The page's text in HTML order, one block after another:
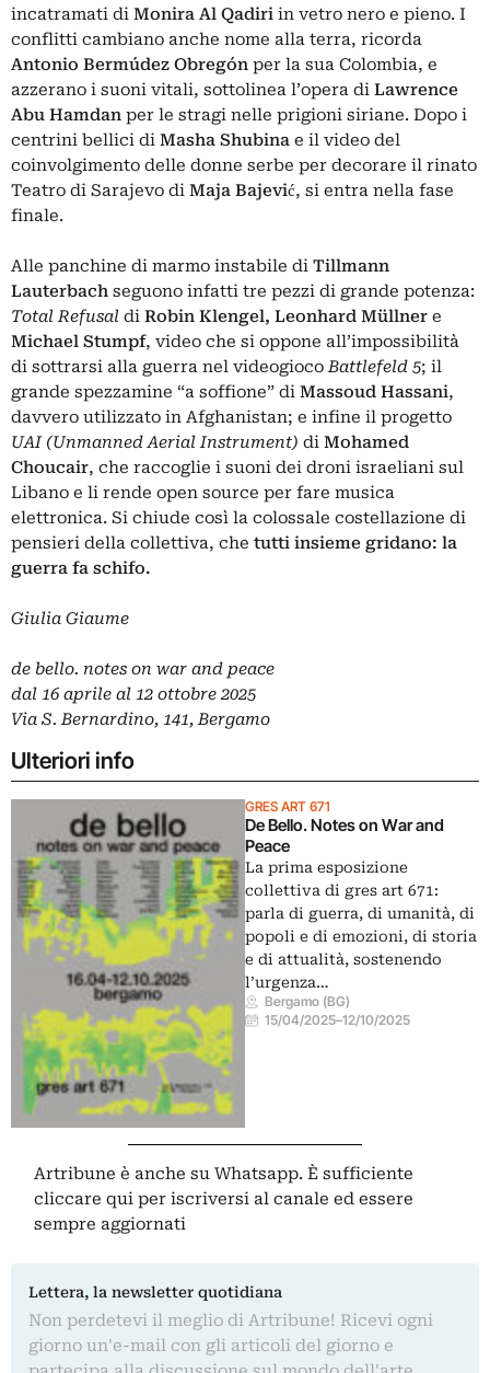
incatramati di Monira Al Qadiri in vetro nero e pieno. I
conflitti cambiano anche nome alla terra, ricorda
Antonio Bermúdez Obregón per la sua Colombia, e
azzerano i suoni vitali, sottolinea l’opera di Lawrence
Abu Hamdan per le stragi nelle prigioni siriane. Dopo i
centrini bellici di Masha Shubina e il video del
coinvolgimento delle donne serbe per decorare il rinato
Teatro di Sarajevo di Maja Bajević, si entra nella fase
finale.
Alle panchine di marmo instabile di Tillmann
Lauterbach seguono infatti tre pezzi di grande potenza:
Total Refusal di Robin Klengel, Leonhard Müllner e
Michael Stumpf, video che si oppone all’impossibilità
di sottrarsi alla guerra nel videogiocoBattlefeld 5; il
grande spezzamine “a soffione” di Massoud Hassani,
davvero utilizzato in Afghanistan; e infine il progetto
UAI (Unmanned Aerial Instrument) di Mohamed
Choucair, che raccoglie i suoni dei droni israeliani sul
Libano e li rende open source per fare musica
elettronica. Si chiude così la colossale costellazione di
pensieri della collettiva, che tutti insieme gridano: la
guerra fa schifo.
Giulia Giaume
de bello. notes on war and peace
dal 16 aprile al 12 ottobre 2025
Via S. Bernardino, 141, Bergamo
Ulteriori info
GRES ART 671
De Bello. Notes on War and
Peace
La prima esposizione
collettiva di gres art 671:
parla di guerra, di umanità, di
popoli e di emozioni, di storia
e di attualità, sostenendo
l’urgenza…
Bergamo (BG)
15/04/2025–12/10/2025
Artribune è anche su Whatsapp. È sufficiente
cliccare qui per iscriversi al canale ed essere
sempre aggiornati
Lettera, la newsletter quotidiana
Non perdetevi il meglio di Artribune! Ricevi ogni
giorno un'e-mail con gli articoli del giorno e